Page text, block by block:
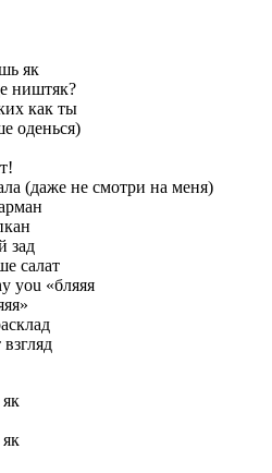
як
ништяк?
как ты
оденься)
(даже не смотри на меня)
зад
салат
you «бляяя